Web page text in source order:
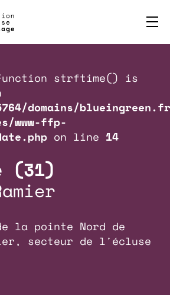
strftime() is
domains/
www-ffp-
on line 14
(31)
de la pointe Nord de
secteur de l'écluse